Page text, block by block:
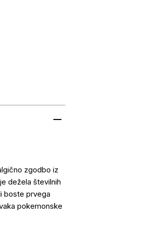
zgodbo iz
dežela številnih
boste prvega
pokemonske